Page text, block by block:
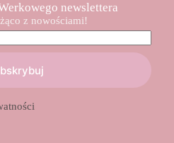
newslettera
z nowościami!